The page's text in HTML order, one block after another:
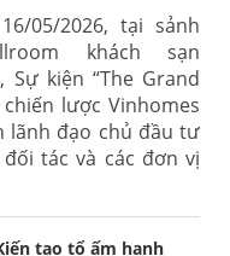
05/2026, tại sảnh
khách sạn
Sự kiện “The Grand
lược Vinhomes
lãnh đạo chủ đầu tư
tác và các đơn vị
tạo tổ ấm hạnh